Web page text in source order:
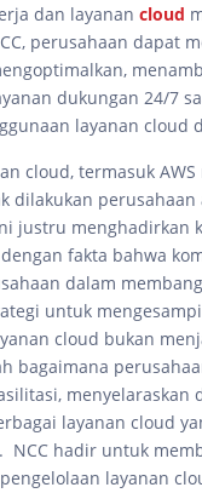
dan layanan cloud
perusahaan dapat
dukungan 24/7
layanan cloud
cloud, termasuk
dilakukan perusahaan
justru menghadirkan
fakta bahwa
dalam
untuk
cloud bukan
bagaimana
menyelaraskan
layanan cloud
NCC hadir untuk
layanan